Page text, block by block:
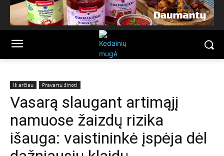
Iš arčiau Pravartu žinoti
Vasarą slaugant artimąjį
namuose žaizdų rizika
išauga: vaistininkė įspėja dėl